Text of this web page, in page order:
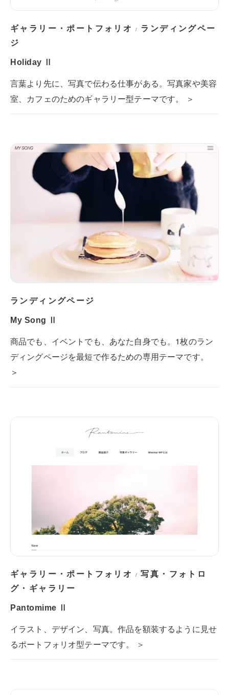
ギャラリー・ポートフォリオ / ランディングペー
ジ
Holiday Ⅱ
言葉より先に、写真で伝わる仕事がある。写真家や美容
室、カフェのためのギャラリー型テーマです。 ＞
ランディングページ
My Song Ⅱ
商品でも、イベントでも、あなた自身でも。1枚のラン
ディングページを最短で作るための専用テーマです。
＞
ギャラリー・ポートフォリオ /写真・フォトロ
グ・ギャラリー
Pantomime Ⅱ
イラスト、デザイン、写真。作品を額装するように見せ
るポートフォリオ型テーマです。 ＞